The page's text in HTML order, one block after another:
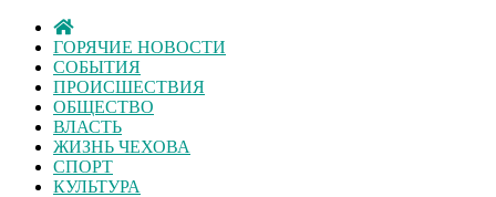
ГОРЯЧИЕ НОВОСТИ
СОБЫТИЯ
ПРОИСШЕСТВИЯ
ОБЩЕСТВО
ВЛАСТЬ
ЖИЗНЬ ЧЕХОВА
СПОРТ
КУЛЬТУРА